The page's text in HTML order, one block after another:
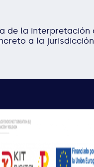
la interpretación
a la